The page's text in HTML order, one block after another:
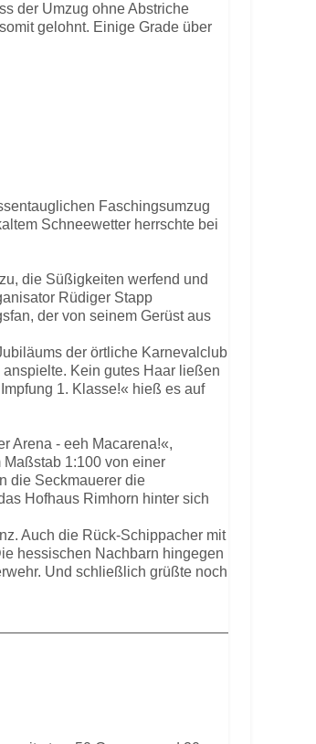
der Umzug ohne Abstriche
gelohnt. Einige Grade über
Faschingsumzug
Schneewetter herrschte bei
die Süßigkeiten werfend und
Rüdiger Stapp
der von seinem Gerüst aus
der örtliche Karnevalclub
Kein gutes Haar ließen
1. Klasse!« hieß es auf
Arena - eeh Macarena!«,
1:100 von einer
die Seckmauerer die
Hofhaus Rimhorn hinter sich
Auch die Rück-Schippacher mit
hessischen Nachbarn hingegen
Und schließlich grüßte noch